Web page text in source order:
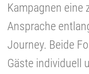
Kampagnen eine
Ansprache
Journey. Beide
Gäste individuell